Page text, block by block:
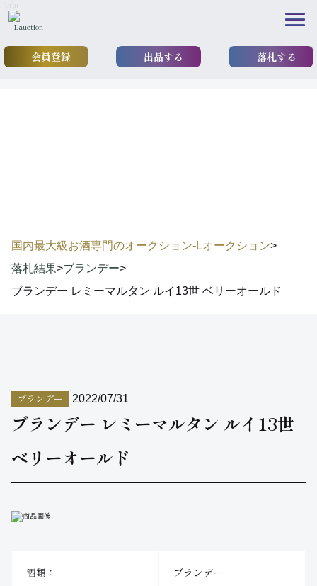
会員登録 出品する 落札する
国内最大級お酒専門のオークション-Lオークション>
落札結果>ブランデー>
ブランデー レミーマルタン ルイ13世 ベリーオールド
ブランデー 2022/07/31
ブランデー レミーマルタン ルイ13世
ベリーオールド
酒類： ブランデー